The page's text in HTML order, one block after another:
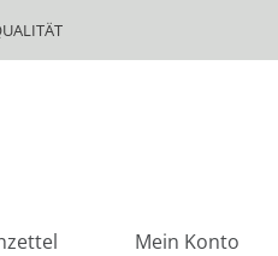
Mein Konto